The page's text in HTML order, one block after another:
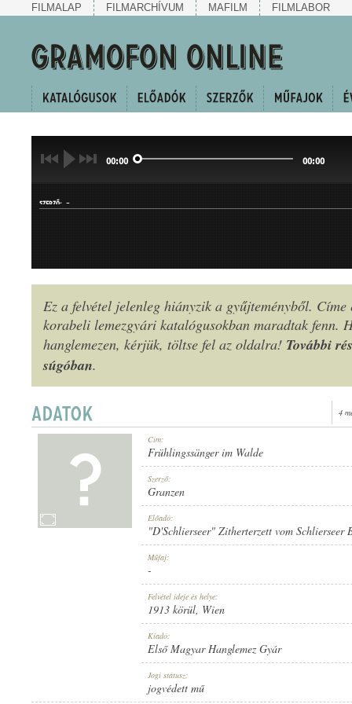
FILMALAP FILMARCHÍVUM MAFILM FILMLABOR
00:00 00:00
SZERZŐ: -
MŰFAJ:
ELSŐ MAGYAR HANGLEMEZ GYÁR
Ez a felvétel jelenleg hiányzik a gyűjteményből. Címe
korabeli lemezgyári katalógusokban maradtak fenn.
hanglemezen, kérjük, töltse fel az oldalra! További
súgóban.
4
Cím:
Frühlingssänger im Walde
Szerző:
Granzen
Előadó:
"D'Schlierseer" Zitherterzett vom Schlierseer
Műfaj:
-
Felvétel ideje és helye:
1913 körül, Wien
Kiadó:
Első Magyar Hanglemez Gyár
Jogi státusz:
jogvédett mű